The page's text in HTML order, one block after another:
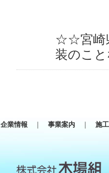
☆☆宮崎
装のこ
企業情報 ｜ 事業案内 ｜ 施